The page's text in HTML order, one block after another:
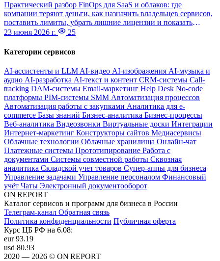
Практический разбор FinOps для SaaS и облаков: где
компании теряют деньги, как назначить владельцев сервисов,
поставить лимиты, убрать лишние лицензии и показать
эффект в отчетности для финансового блока.
23 июня 2026 г. 25
Категории сервисов
AI-ассистенты и LLM AI-видео AI-изображения AI-музыка и
аудио AI-разработка AI-текст и контент CRM-системы Call-
tracking DAM-системы Email-маркетинг Help Desk No-code
платформы PIM-системы SMM Автоматизация процессов
Автоматизация работы с закупками Аналитика для e-
commerce Базы знаний Бизнес-аналитика Бизнес-процессы
Веб-аналитика Видеозвонки Виртуальные доски Интеграции
Интернет-маркетинг Конструкторы сайтов Медиасервисы
Облачные технологии Облачные хранилища Онлайн-чат
Платежные системы Прототипирование Работа с
документами Системы совместной работы Сквозная
аналитика Складской учет товаров Супер-аппы для бизнеса
Управление задачами Управление персоналом Финансовый
учёт Чаты Электронный документооборот
ON REPORT
Каталог сервисов и программ для бизнеса в России
Телеграм-канал Обратная связь
Политика конфиденциальности Публичная оферта
Курс ЦБ РФ на 6.08:
eur93.19
usd 80.93
2020 — 2026 © ON REPORT